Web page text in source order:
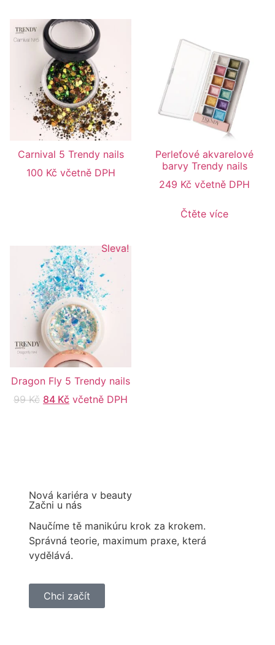
Carnival 5 Trendy nails
100 Kč včetně DPH
Perleťové akvarelové
barvy Trendy nails
249 Kč včetně DPH
Čtěte více
Sleva!
Dragon Fly 5 Trendy nails
99Kč 84 Kč včetně DPH
Nová kariéra v beauty
Začni u nás
Naučíme tě manikúru krok za krokem.
Správná teorie, maximum praxe, která
vydělává.
Chci začít